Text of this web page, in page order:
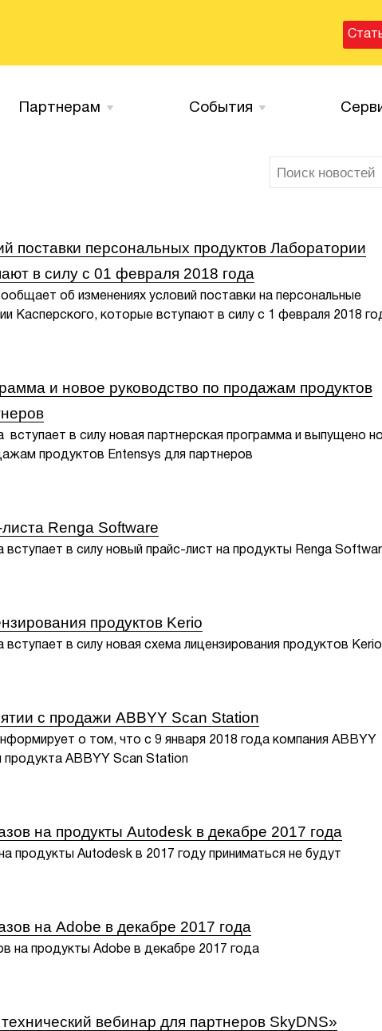
Партнерам События
поставки персональных продуктов Лаборатории
в силу с 01 февраля 2018 года
об изменениях условий поставки на персональные
Касперского, которые вступают в силу с 1 февраля 2018
и новое руководство по продажам продуктов
вступает в силу новая партнерская программа и выпущено
продуктов Entensys для партнеров
Renga Software
вступает в силу новый прайс-лист на продукты Renga
продуктов Kerio
вступает в силу новая схема лицензирования продуктов
с продажи ABBYY Scan Station
о том, что с 9 января 2018 года компания ABBYY
ABBYY Scan Station
на продукты Autodesk в декабре 2017 года
продукты Autodesk в 2017 году приниматься не будут
на Adobe в декабре 2017 года
на продукты Adobe в декабре 2017 года
вебинар для партнеров SkyDNS»